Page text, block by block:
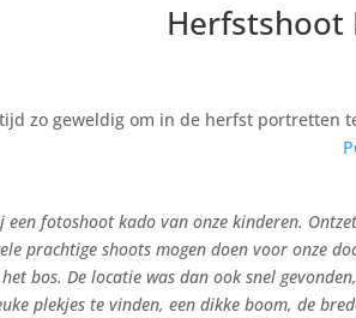
Herfstshoot
zo geweldig om in de herfst portretten
een fotoshoot kado van onze kinderen.
prachtige shoots mogen doen voor onze
bos. De locatie was dan ook snel
plekjes te vinden, een dikke boom, de